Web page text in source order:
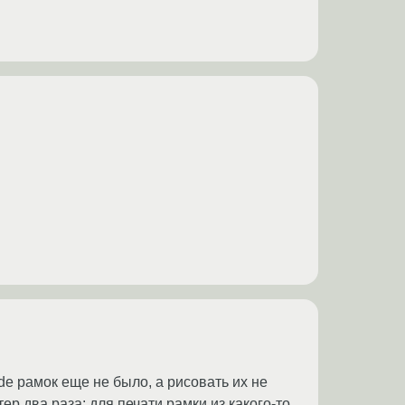
рамок еще не было, а рисовать их не